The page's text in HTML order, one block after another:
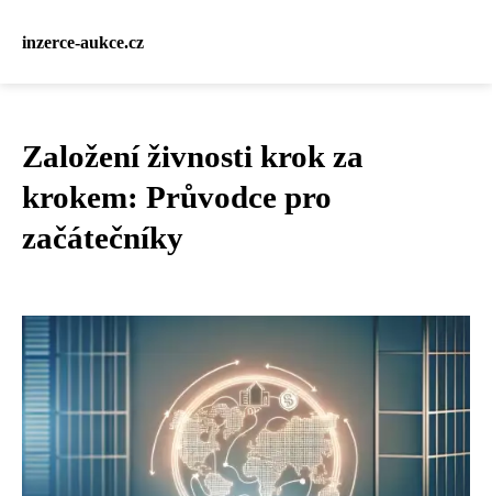
inzerce-aukce.cz
Založení živnosti krok za
krokem: Průvodce pro
začátečníky